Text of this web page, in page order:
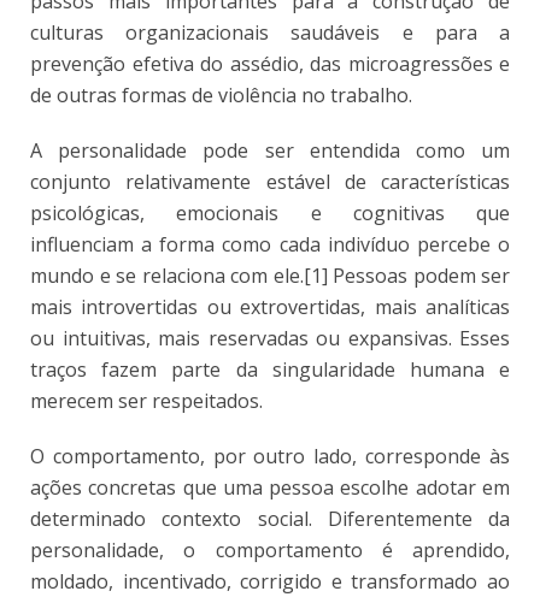
culturas organizacionais saudáveis e para a
prevenção efetiva do assédio, das microagressões e
de outras formas de violência no trabalho.
A personalidade pode ser entendida como um
conjunto relativamente estável de características
psicológicas, emocionais e cognitivas que
influenciam a forma como cada indivíduo percebe o
mundo e se relaciona com ele.[1] Pessoas podem ser
mais introvertidas ou extrovertidas, mais analíticas
ou intuitivas, mais reservadas ou expansivas. Esses
traços fazem parte da singularidade humana e
merecem ser respeitados.
O comportamento, por outro lado, corresponde às
ações concretas que uma pessoa escolhe adotar em
determinado contexto social. Diferentemente da
personalidade, o comportamento é aprendido,
moldado, incentivado, corrigido e transformado ao